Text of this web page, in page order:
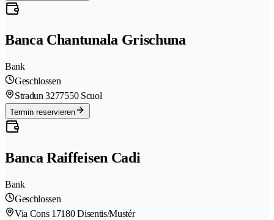
Banca Chantunala Grischuna
Bank
Geschlossen
Stradun 3277550 Scuol
Termin reservieren
Banca Raiffeisen Cadi
Bank
Geschlossen
Via Cons 1 7180 Disentis/Mustér